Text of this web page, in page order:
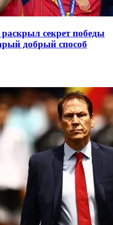
секрет победы
добрый способ